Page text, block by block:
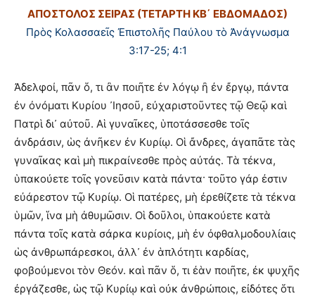
ΑΠΟΣΤΟΛΟΣ ΣΕΙΡΑΣ (ΤΕΤΑΡΤΗ ΚΒ΄ ΕΒΔΟΜΑΔΟΣ)
Πρὸς Κολασσαεῖς Ἐπιστολῆς Παύλου τὸ Ἀνάγνωσμα
3:17-25; 4:1
Ἀδελφοί, πᾶν ὅ, τι ἂν ποιῆτε ἐν λόγῳ ἢ ἐν ἔργῳ, πάντα
ἐν ὀνόματι Κυρίου ᾽Ιησοῦ, εὐχαριστοῦντες τῷ Θεῷ καὶ
Πατρὶ δι᾽ αὐτοῦ. Αἱ γυναῖκες, ὑποτάσσεσθε τοῖς
ἀνδράσιν, ὡς ἀνῆκεν ἐν Κυρίῳ. Οἱ ἄνδρες, ἀγαπᾶτε τὰς
γυναῖκας καὶ μὴ πικραίνεσθε πρὸς αὐτάς. Τὰ τέκνα,
ὑπακούετε τοῖς γονεῦσιν κατὰ πάντα· τοῦτο γάρ ἐστιν
εὐάρεστον τῷ Κυρίῳ. Οἱ πατέρες, μὴ ἐρεθίζετε τὰ τέκνα
ὑμῶν, ἵνα μὴ ἀθυμῶσιν. Οἱ δοῦλοι, ὑπακούετε κατὰ
πάντα τοῖς κατὰ σάρκα κυρίοις, μὴ ἐν ὀφθαλμοδουλίαις
ὡς ἀνθρωπάρεσκοι, ἀλλ᾽ ἐν ἁπλότητι καρδίας,
φοβούμενοι τὸν Θεόν. καὶ πᾶν ὅ, τι ἐὰν ποιῆτε, ἐκ ψυχῆς
ἐργάζεσθε, ὡς τῷ Κυρίῳ καὶ οὐκ ἀνθρώποις, εἰδότες ὅτι